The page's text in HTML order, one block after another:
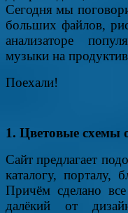
Сегодня мы
больших файлов,
анализаторе
музыки на
Поехали!
1. Цветовые схемы
Сайт предлагает
каталогу, порталу,
Причём сделано
далёкий от